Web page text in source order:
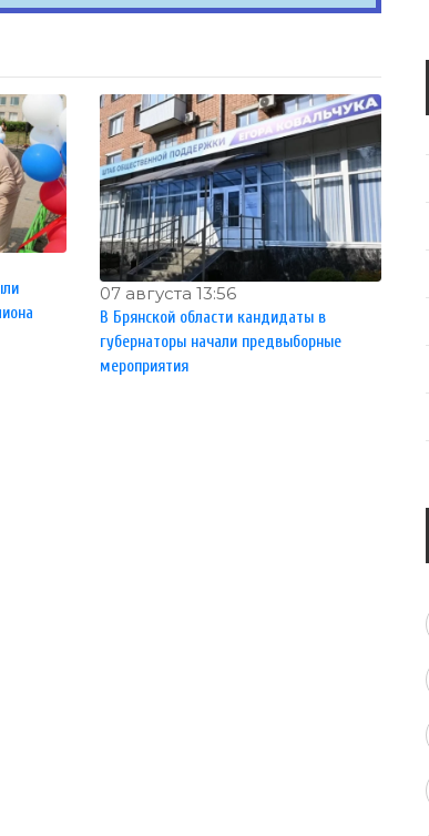
07 августа 13:56
В Брянской области кандидаты в
губернаторы начали предвыборные
мероприятия